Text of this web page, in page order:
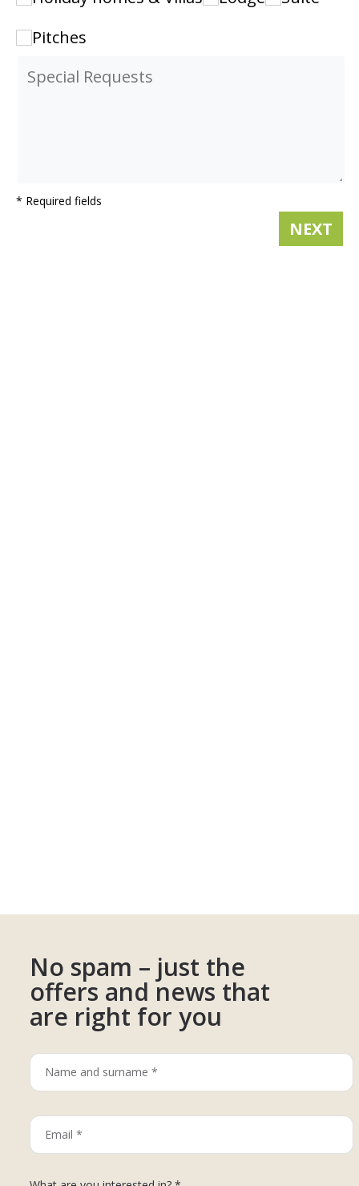
Pitches
* Required fields
NEXT
No spam – just the
offers and news that
are right for you